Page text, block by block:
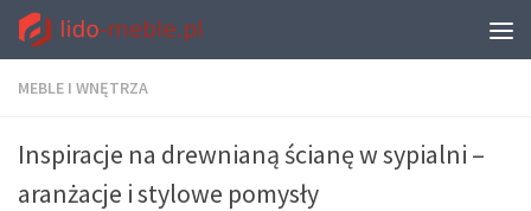
MEBLE I WNĘTRZA
Inspiracje na drewnianą ścianę w sypialni –
aranżacje i stylowe pomysły